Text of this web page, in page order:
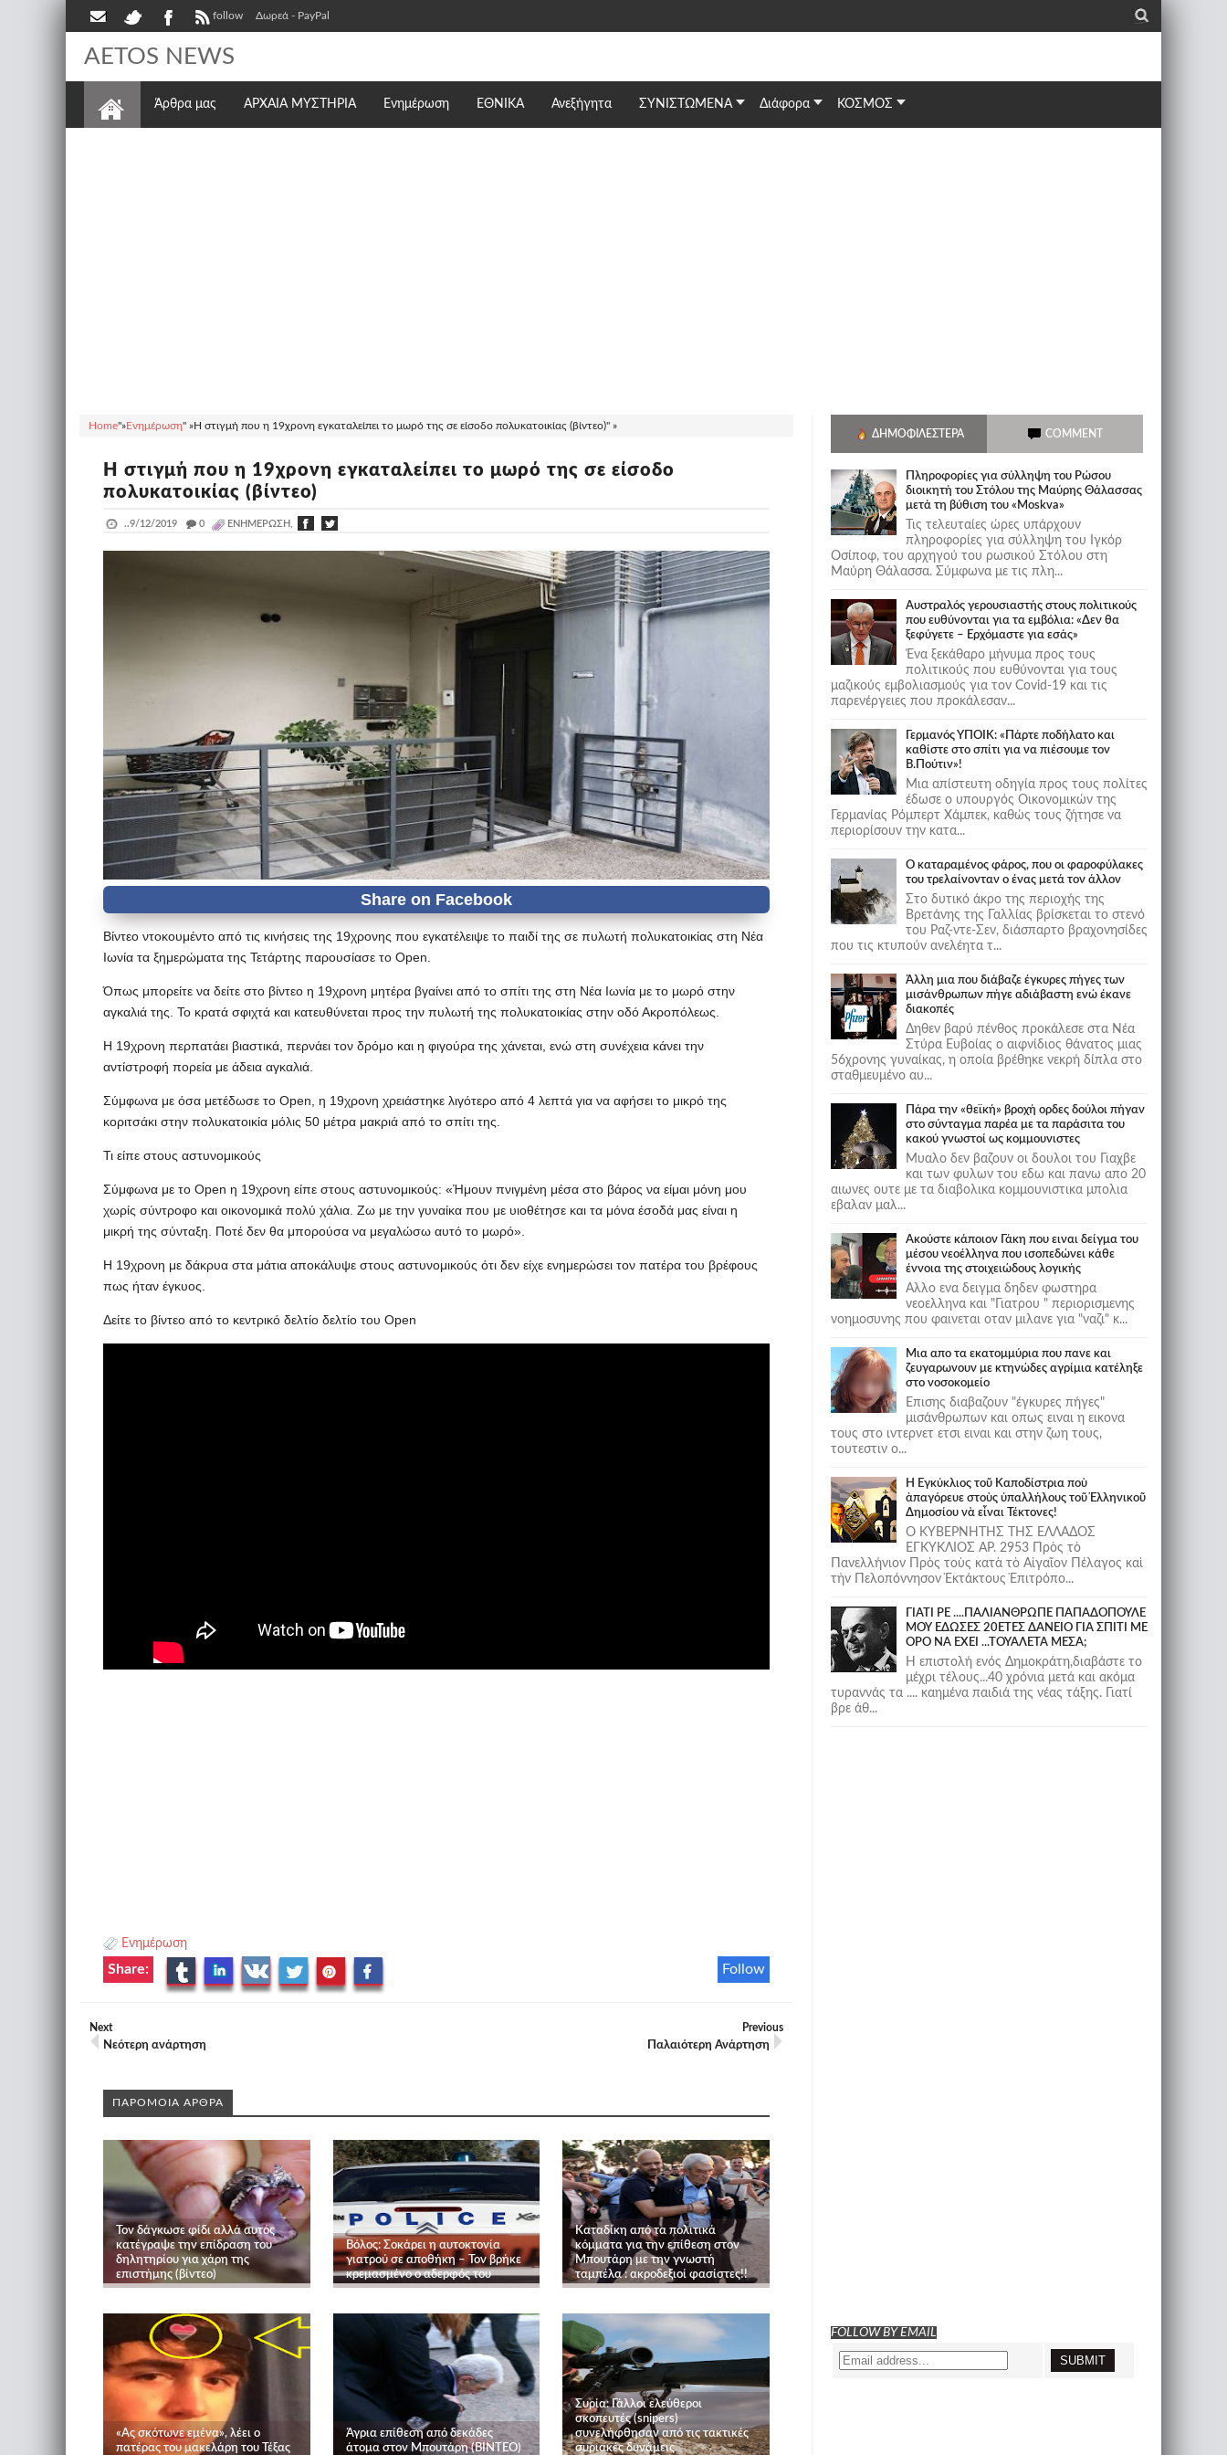
follow Δωρεά - PayPal _
AETOS NEWS
Άρθρα μας ΑΡΧΑΙΑ ΜΥΣΤΗΡΙΑ Ενημέρωση ΕΘΝΙΚΆ Ανεξήγητα ΣΥΝΙΣΤΩΜΕΝΑ Διάφορα ΚΟΣΜΟΣ
Home"»Ενημέρωση" »Η στιγμή που η 19χρονη εγκαταλείπει το μωρό της σε είσοδο πολυκατοικίας (βίντεο)" »
Η στιγμή που η 19χρονη εγκαταλείπει το μωρό της σε είσοδο
πολυκατοικίας (βίντεο)
..9/12/2019 _ 0 ΕΝΗΜΈΡΩΣΗ,
Βίντεο ντοκουμέντο από τις κινήσεις της 19χρονης που εγκατέλειψε το παιδί της σε πυλωτή πολυκατοικίας στη Νέα
Ιωνία τα ξημερώματα της Τετάρτης παρουσίασε το Open.
Όπως μπορείτε να δείτε στο βίντεο η 19χρονη μητέρα βγαίνει από το σπίτι της στη Νέα Ιωνία με το μωρό στην
αγκαλιά της. Το κρατά σφιχτά και κατευθύνεται προς την πυλωτή της πολυκατοικίας στην οδό Ακροπόλεως.
Η 19χρονη περπατάει βιαστικά, περνάει τον δρόμο και η φιγούρα της χάνεται, ενώ στη συνέχεια κάνει την
αντίστροφή πορεία με άδεια αγκαλιά.
Σύμφωνα με όσα μετέδωσε το Open, η 19χρονη χρειάστηκε λιγότερο από 4 λεπτά για να αφήσει το μικρό της
κοριτσάκι στην πολυκατοικία μόλις 50 μέτρα μακριά από το σπίτι της.
Τι είπε στους αστυνομικούς
Σύμφωνα με το Open η 19χρονη είπε στους αστυνομικούς: «Ήμουν πνιγμένη μέσα στο βάρος να είμαι μόνη μου
χωρίς σύντροφο και οικονομικά πολύ χάλια. Ζω με την γυναίκα που με υιοθέτησε και τα μόνα έσοδά μας είναι η
μικρή της σύνταξη. Ποτέ δεν θα μπορούσα να μεγαλώσω αυτό το μωρό».
Η 19χρονη με δάκρυα στα μάτια αποκάλυψε στους αστυνομικούς ότι δεν είχε ενημερώσει τον πατέρα του βρέφους
πως ήταν έγκυος.
Δείτε το βίντεο από το κεντρικό δελτίο δελτίο του Open
Ενημέρωση
Follow
Share:
Next
Νεότερη ανάρτηση
Previous
Παλαιότερη Ανάρτηση
ΠΑΡΟΜΟΙΑ ΑΡΘΡΑ
Τον δάγκωσε φίδι αλλά αυτός
κατέγραψε την επίδραση του
δηλητηρίου για χάρη της
επιστήμης (βίντεο)
Βόλος: Σοκάρει η αυτοκτονία
γιατρού σε αποθήκη – Τον βρήκε
κρεμασμένο ο αδερφός του
Καταδίκη από τα πολιτικά
κόμματα για την επίθεση στον
Μπουτάρη με την γνωστή
ταμπέλα : ακροδεξιοί φασίστες!!
«Ας σκότωνε εμένα», λέει ο
πατέρας του μακελάρη του Τέξας
Άγρια επίθεση από δεκάδες
άτομα στον Μπουτάρη (ΒΙΝΤΕΟ)
Συρία: Γάλλοι ελεύθεροι
σκοπευτές (snipers)
συνελήφθησαν από τις τακτικές
συριακές δυνάμεις
ΔΗΜΟΦΙΛΈΣΤΕΡΑ COMMENT
Πληροφορίες για σύλληψη του Ρώσου
διοικητή του Στόλου της Mαύρης Θάλασσας
μετά τη βύθιση του «Moskva»
Τις τελευταίες ώρες υπάρχουν
πληροφορίες για σύλληψη του Ιγκόρ
Οσίποφ, του αρχηγού του ρωσικού Στόλου στη
Μαύρη Θάλασσα. Σύμφωνα με τις πλη...
Αυστραλός γερουσιαστής στους πολιτικούς
που ευθύνονται για τα εμβόλια: «Δεν θα
ξεφύγετε – Ερχόμαστε για εσάς»
Ένα ξεκάθαρο μήνυμα προς τους
πολιτικούς που ευθύνονται για τους
μαζικούς εμβολιασμούς για τον Covid-19 και τις
παρενέργειες που προκάλεσαν...
Γερμανός ΥΠΟΙΚ: «Πάρτε ποδήλατο και
καθίστε στο σπίτι για να πιέσουμε τον
Β.Πούτιν»!
Μια απίστευτη οδηγία προς τους πολίτες
έδωσε ο υπουργός Οικονομικών της
Γερμανίας Ρόμπερτ Χάμπεκ, καθώς τους ζήτησε να
περιορίσουν την κατα...
Ο καταραμένος φάρος, που οι φαροφύλακες
του τρελαίνονταν ο ένας μετά τον άλλον
Στο δυτικό άκρο της περιοχής της
Βρετάνης της Γαλλίας βρίσκεται το στενό
του Ραζ-ντε-Σεν, διάσπαρτο βραχονησίδες
που τις κτυπούν ανελέητα τ...
Άλλη μια που διάβαζε έγκυρες πήγες των
μισάνθρωπων πήγε αδιάβαστη ενώ έκανε
διακοπές
Δηθεν βαρύ πένθος προκάλεσε στα Νέα
Στύρα Ευβοίας ο αιφνίδιος θάνατος μιας
56χρονης γυναίκας, η οποία βρέθηκε νεκρή δίπλα στο
σταθμευμένο αυ...
Πάρα την «θεϊκή» βροχή ορδες δούλοι πήγαν
στο σύνταγμα παρέα με τα παράσιτα του
κακού γνωστοί ως κομμουνιστες
Μυαλο δεν βαζουν οι δουλοι του Γιαχβε
και των φυλων του εδω και πανω απο 20
αιωνες ουτε με τα διαβολικα κομμουνιστικα μπολια
εβαλαν μαλ...
Ακούστε κάποιον Γάκη που ειναι δείγμα του
μέσου νεοέλληνα που ισοπεδώνει κάθε
έννοια της στοιχειώδους λογικής
Αλλο ενα δειγμα δηδεν φωστηρα
νεοελληνα και "Γιατρου " περιορισμενης
νοημοσυνης που φαινεται οταν μιλανε για "ναζι" κ...
Μια απο τα εκατομμύρια που πανε και
ζευγαρωνουν με κτηνώδες αγρίμια κατέληξε
στο νοσοκομείο
Επισης διαβαζουν "έγκυρες πήγες"
μισάνθρωπων και οπως ειναι η εικονα
τους στο ιντερνετ ετσι ειναι και στην ζωη τους,
τουτεστιν ο...
Ἡ Ἐγκύκλιος τοῦ Καποδίστρια ποὺ
ἀπαγόρευε στοὺς ὑπαλλήλους τοῦ Ἑλληνικοῦ
Δημοσίου νὰ εἶναι Τέκτονες!
Ο ΚΥΒΕΡΝΗΤΗΣ ΤΗΣ ΕΛΛΑΔΟΣ
ΕΓΚΥΚΛΙΟΣ ΑΡ. 2953 Πρὸς τὸ
Πανελλήνιον Πρὸς τοὺς κατὰ τὸ Αἰγαῖον Πέλαγος καὶ
τὴν Πελοπόννησον Ἐκτάκτους Ἐπιτρόπο...
ΓΙΑΤΙ ΡΕ ....ΠΑΛΙΑΝΘΡΩΠΕ ΠΑΠΑΔΟΠΟΥΛΕ
ΜΟΥ ΕΔΩΣΕΣ 20ΕΤΕΣ ΔΑΝΕΙΟ ΓΙΑ ΣΠΙΤΙ ΜΕ
ΟΡΟ ΝΑ ΕΧΕΙ ...ΤΟΥΑΛΕΤΑ ΜΕΣΑ;
Η επιστολή ενός Δημοκράτη,διαβάστε το
μέχρι τέλους...40 χρόνια μετά και ακόμα
τυραννάς τα .... καημένα παιδιά της νέας τάξης. Γιατί
βρε άθ...
FOLLOW BY EMAIL